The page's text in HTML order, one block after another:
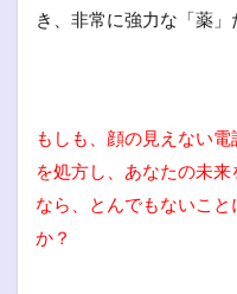
き、非常に強力な「薬」
もしも、顔の見えない
を処方し、あなたの未
なら、とんでもないこ
か？